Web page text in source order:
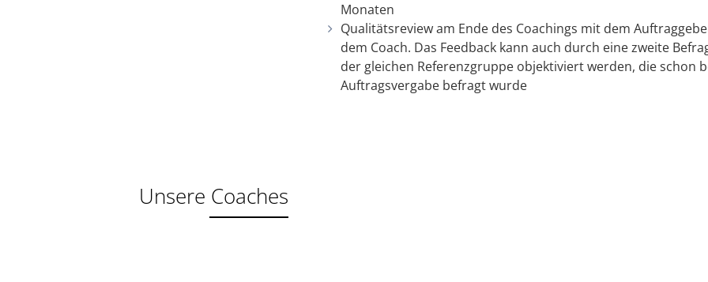
Monaten
Qualitätsreview am Ende des Coachings mit dem
dem Coach. Das Feedback kann auch durch eine zweite
der gleichen Referenzgruppe objektiviert werden, die schon
Auftragsvergabe befragt wurde
Unsere Coaches